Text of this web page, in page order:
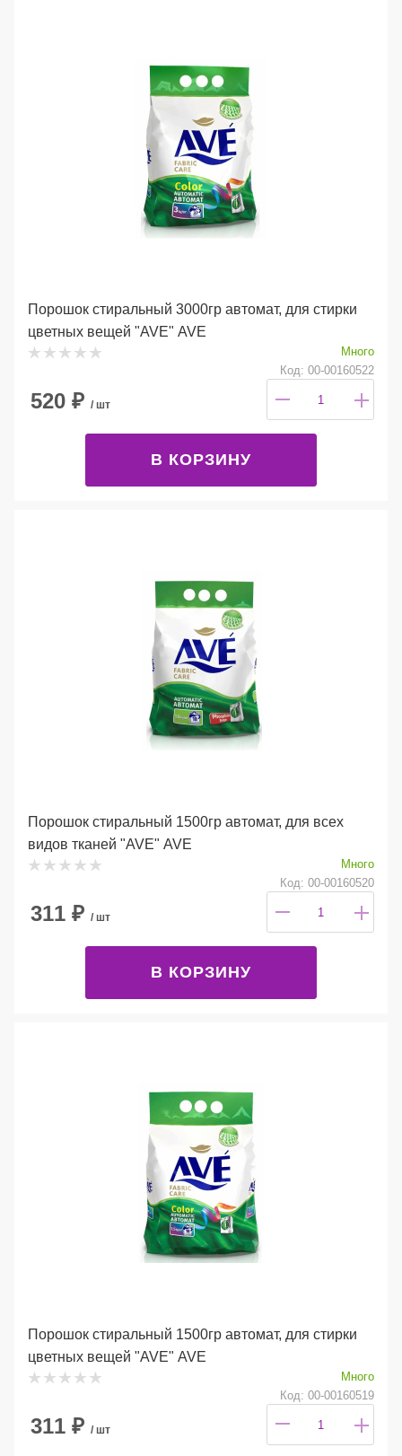
Порошок стиральный 3000гр автомат, для стирки
цветных вещей "AVE" AVE
Много
Код: 00-00160522
520 ₽ / шт
В КОРЗИНУ
Порошок стиральный 1500гр автомат, для всех
видов тканей "AVE" AVE
Много
Код: 00-00160520
311 ₽ / шт
В КОРЗИНУ
Порошок стиральный 1500гр автомат, для стирки
цветных вещей "AVE" AVE
Много
Код: 00-00160519
311 ₽ / шт